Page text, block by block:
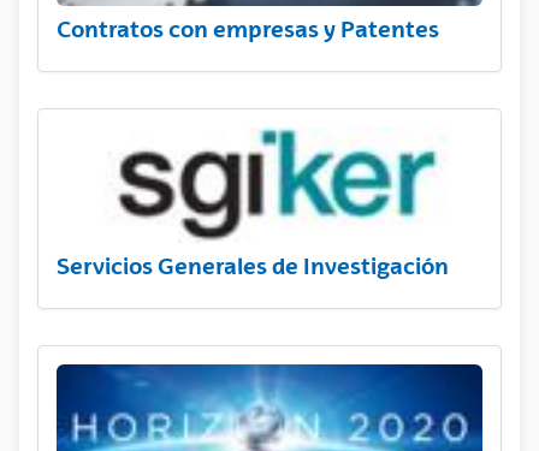
Contratos con empresas y Patentes
Servicios Generales de Investigación